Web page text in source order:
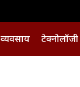
व्यवसाय टेक्नोलॉजी